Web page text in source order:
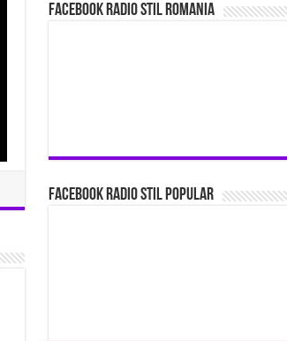
Facebook Radio Stil Romania
Facebook Radio Stil Popular